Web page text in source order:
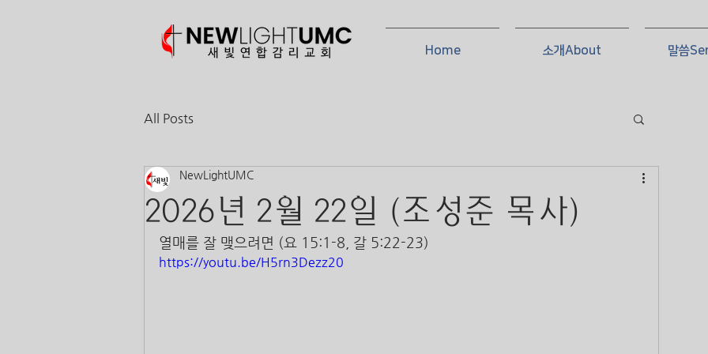
Home 소개About 말씀
All Posts
2026년 2월 22일 (조성준 목사)
NewLightUMC
열매를 잘 맺으려면 (요 15:1-8, 갈 5:22-23)
https://youtu.be/H5rn3Dezz20